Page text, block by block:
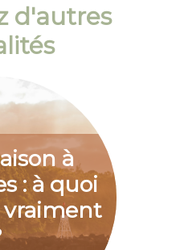
d'autres
à
: à quoi
vraiment